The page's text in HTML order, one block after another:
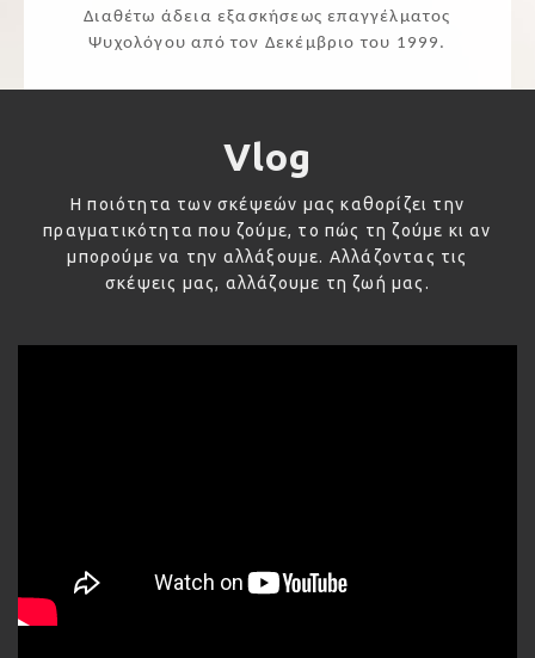
Διαθέτω άδεια εξασκήσεως επαγγέλματος
Ψυχολόγου από τον Δεκέμβριο του 1999.
Vlog
Η ποιότητα των σκέψεών μας καθορίζει την
πραγματικότητα που ζούμε, το πώς τη ζούμε κι αν
μπορούμε να την αλλάξουμε. Αλλάζοντας τις
σκέψεις μας, αλλάζουμε τη ζωή μας.